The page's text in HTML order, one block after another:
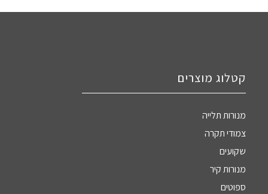
קטלוג מוצרים
מנורות תלייה
צמודי תקרה
שקועים
מנורות קיר
ספוטים